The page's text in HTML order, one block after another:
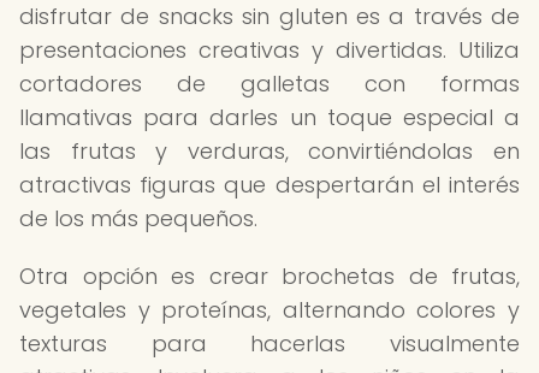
disfrutar de snacks sin gluten es a través de
presentaciones creativas y divertidas. Utiliza
cortadores de galletas con formas
llamativas para darles un toque especial a
las frutas y verduras, convirtiéndolas en
atractivas figuras que despertarán el interés
de los más pequeños.
Otra opción es crear brochetas de frutas,
vegetales y proteínas, alternando colores y
texturas para hacerlas visualmente